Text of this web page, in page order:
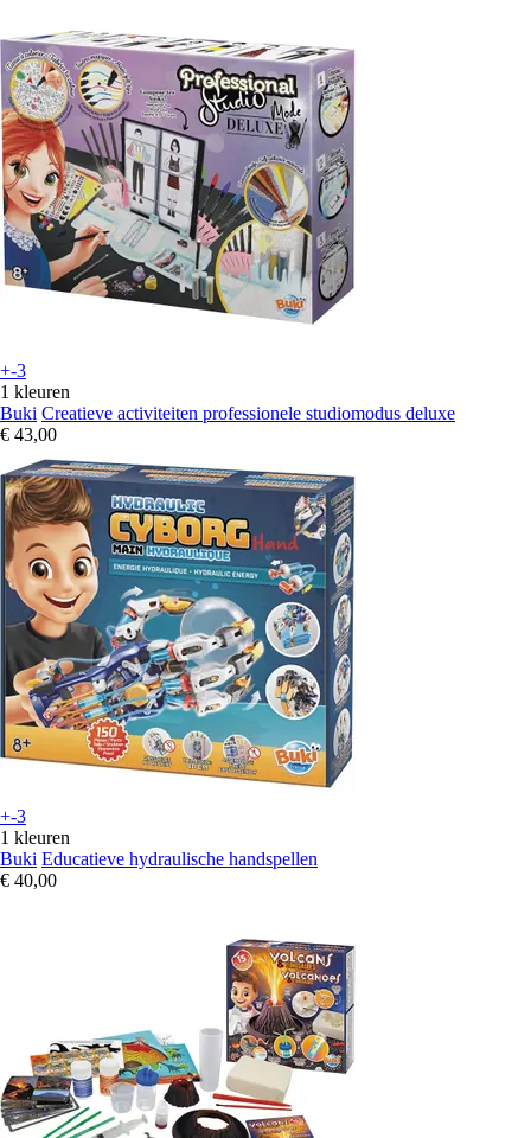
+-3
1 kleuren
Buki Creatieve activiteiten professionele studiomodus deluxe
€ 43,00
+-3
1 kleuren
Buki Educatieve hydraulische handspellen
€ 40,00